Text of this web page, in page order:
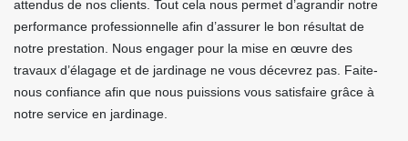
attendus de nos clients. Tout cela nous permet d’agrandir notre
performance professionnelle afin d’assurer le bon résultat de
notre prestation. Nous engager pour la mise en œuvre des
travaux d’élagage et de jardinage ne vous décevrez pas. Faite-
nous confiance afin que nous puissions vous satisfaire grâce à
notre service en jardinage.